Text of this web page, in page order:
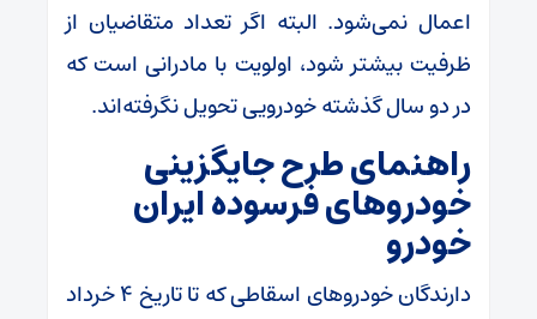
اعمال نمی‌شود. البته اگر تعداد متقاضیان از
ظرفیت بیشتر شود، اولویت با مادرانی است که
در دو سال گذشته خودرویی تحویل نگرفته‌اند.
راهنمای طرح جایگزینی
خودروهای فرسوده ایران
خودرو
دارندگان خودروهای اسقاطی که تا تاریخ 4 خرداد